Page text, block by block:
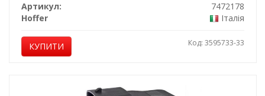
Артикул:
7472178
Hoffer
Італія
КУПИТИ Код: 3595733-33